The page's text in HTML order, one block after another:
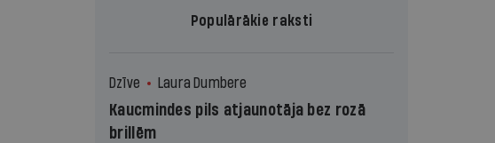
Populārākie raksti
Dzīve Laura Dumbere
Kaucmindes pils atjaunotāja bez rozā
brillēm